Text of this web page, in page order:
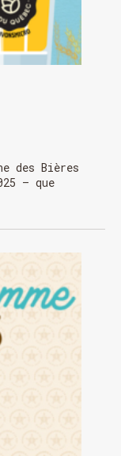
des Bières
– que